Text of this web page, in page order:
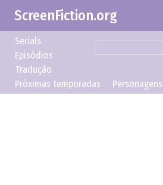
ScreenFiction.org
Serials
Episódios
Tradução
Próximas temporadas
Personagens